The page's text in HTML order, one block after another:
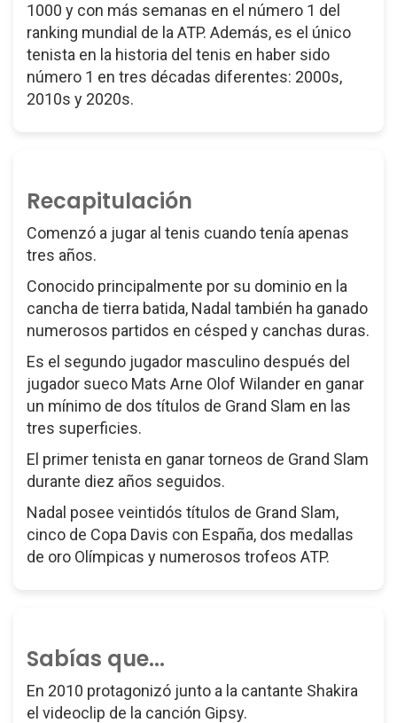
1000 y con más semanas en el número 1 del
ranking mundial de la ATP. Además, es el único
tenista en la historia del tenis en haber sido
número 1 en tres décadas diferentes: 2000s,
2010s y 2020s.
Recapitulación
Comenzó a jugar al tenis cuando tenía apenas
tres años.
Conocido principalmente por su dominio en la
cancha de tierra batida, Nadal también ha ganado
numerosos partidos en césped y canchas duras.
Es el segundo jugador masculino después del
jugador sueco Mats Arne Olof Wilander en ganar
un mínimo de dos títulos de Grand Slam en las
tres superficies.
El primer tenista en ganar torneos de Grand Slam
durante diez años seguidos.
Nadal posee veintidós títulos de Grand Slam,
cinco de Copa Davis con España, dos medallas
de oro Olímpicas y numerosos trofeos ATP.
Sabías que...
En 2010 protagonizó junto a la cantante Shakira
el videoclip de la canción Gipsy.